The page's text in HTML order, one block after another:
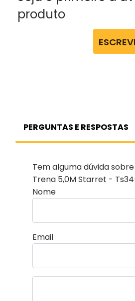
produto
PERGUNTAS E RESPOSTAS
Tem alguma dúvida
Trena 5,0M Starret -
Nome
Email